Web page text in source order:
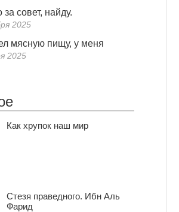
совет, найду.
2025
мясную пищу, у меня
2025
Как хрупок наш мир
Стезя праведного. Ибн Аль
Фарид